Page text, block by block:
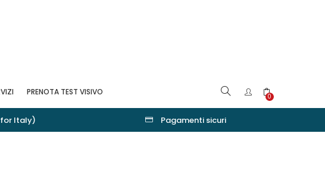
PRENOTA TEST VISIVO 0
Italy) Pagamenti sicuri